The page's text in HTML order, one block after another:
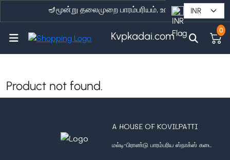
🪔மூன்று தலைமுறை பாரம்பரியம், உங்கள் வீட்டுக்கு
Kvpkadai.com 0
Product not found.
A HOUSE OF KOVILPATTI
மல்டி-பிராண்டு பாரம்பரிய ஸ்நாக்ஸ் கடை